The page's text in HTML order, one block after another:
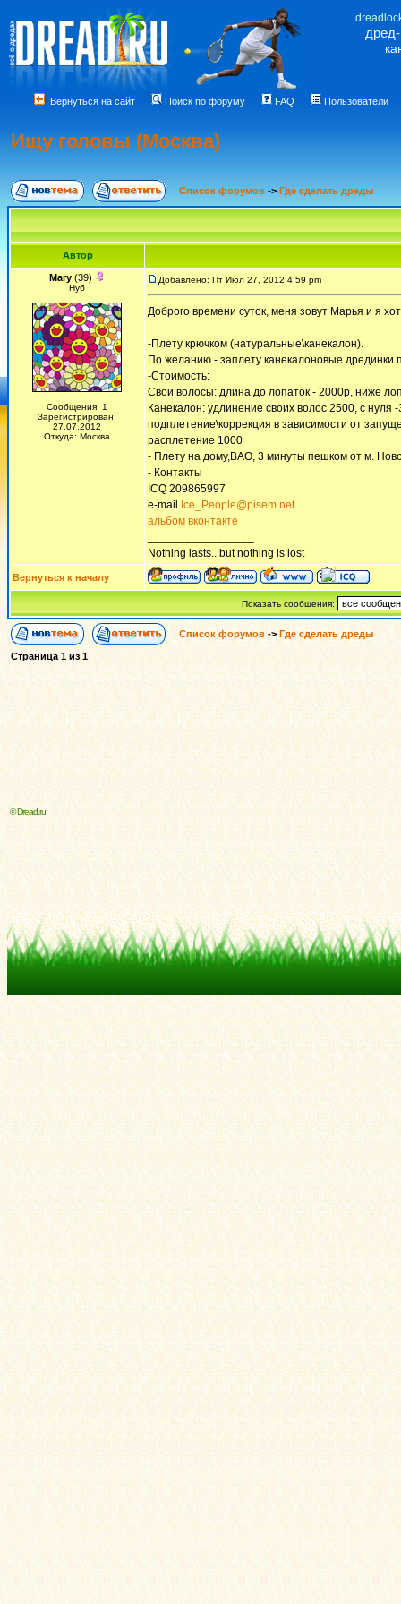
Вернуться на сайт Поиск по форуму FAQ Пользователи
Ищу головы (Москва)
Список форумов -> Где сделать дреды
Автор
Mary (39)
Нуб
Сообщения: 1
Зарегистрирован:
27.07.2012
Откуда: Москва
Добавлено: Пт Июл 27, 2012 4:59 pm
Доброго времени суток, меня зовут Марья и я
-Плету крючком (натуральные\канекалон).
По желанию - заплету канекалоновые дрединки
-Стоимость:
Свои волосы: длина до лопаток - 2000р, ниже
Канекалон: удлинение своих волос 2500, с нуля
подплетение\коррекция в зависимости от
расплетение 1000
- Плету на дому,ВАО, 3 минуты пешком от м.
- Контакты
ICQ 209865997
e-mail
Ice_People@pisem.net
альбом вконтакте
Nothing lasts...but nothing is lost
Вернуться к началу
Показать сообщения:
Список форумов -> Где сделать дреды
Страница 1из 1
© Dread.ru